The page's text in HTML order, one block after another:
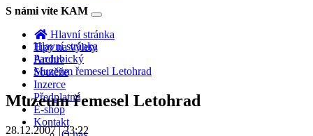
S námi víte KAM
Toggle
navigation
Hlavní stránka
Tipy na výlety
Archiv
Soutěže
Inzerce
Předplatné
E-shop
Kontakt
Hlavní stránka
Pardubický
Muzeum řemesel Letohrad
Muzeum řemesel Letohrad
28.12.2007 | 23:22